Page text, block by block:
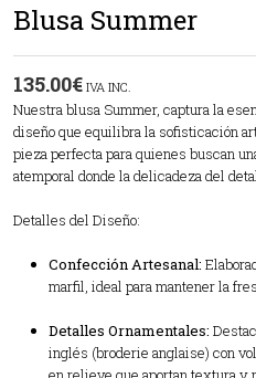
Blusa Summer
135.00€ IVA INC.
Nuestra blusa Summer, captura la
diseño que equilibra la sofisticación
pieza perfecta para quienes buscan
atemporal donde la delicadeza del
Detalles del Diseño:
Confección Artesanal:
marfil, ideal para mantener la
Detalles Ornamentales:
inglés (broderie anglaise) con